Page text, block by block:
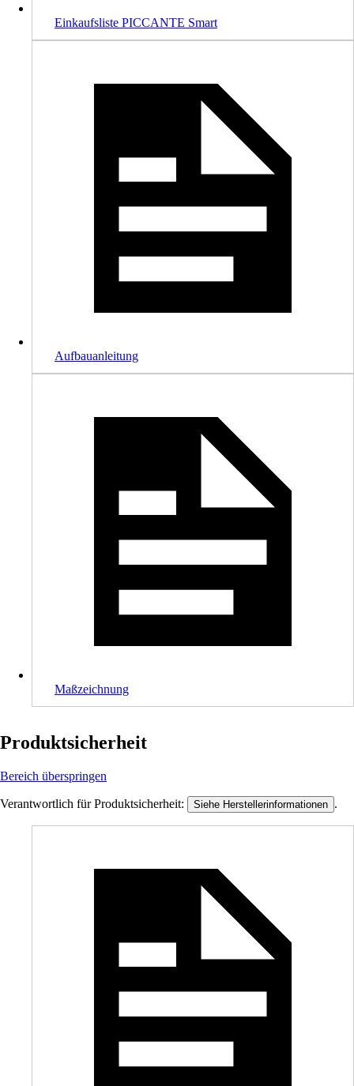
Einkaufsliste PICCANTE Smart
Aufbauanleitung
Maßzeichnung
Produktsicherheit
Bereich überspringen
Verantwortlich für Produktsicherheit: Siehe Herstellerinformationen .